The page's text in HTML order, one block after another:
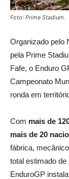
Foto: Prime Stadium.
Organizado pelo
pela Prime
Fafe, o Enduro
Campeonato
ronda em
Com mais de
mais de 20
fábrica,
total estimado
EnduroGP